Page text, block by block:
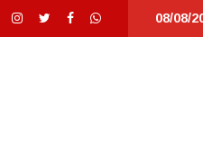
| Detrans instala novo08/08/